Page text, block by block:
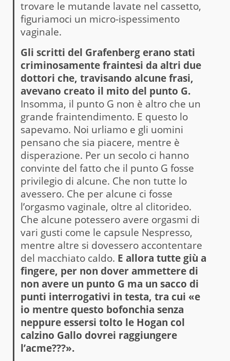
trovare le mutande lavate nel cassetto,
figuriamoci un micro-ispessimento
vaginale.
Gli scritti del Grafenberg erano stati
criminosamente fraintesi da altri due
dottori che, travisando alcune frasi,
avevano creato il mito del punto G.
Insomma, il punto G non è altro che un
grande fraintendimento. E questo lo
sapevamo. Noi urliamo e gli uomini
pensano che sia piacere, mentre è
disperazione. Per un secolo ci hanno
convinte del fatto che il punto G fosse
privilegio di alcune. Che non tutte lo
avessero. Che per alcune ci fosse
l’orgasmo vaginale, oltre al clitorideo.
Che alcune potessero avere orgasmi di
vari gusti come le capsule Nespresso,
mentre altre si dovessero accontentare
del macchiato caldo. E allora tutte giù a
fingere, per non dover ammettere di
non avere un punto G ma un sacco di
punti interrogativi in testa, tra cui «e
io mentre questo bofonchia senza
neppure essersi tolto le Hogan col
calzino Gallo dovrei raggiungere
l’acme???».